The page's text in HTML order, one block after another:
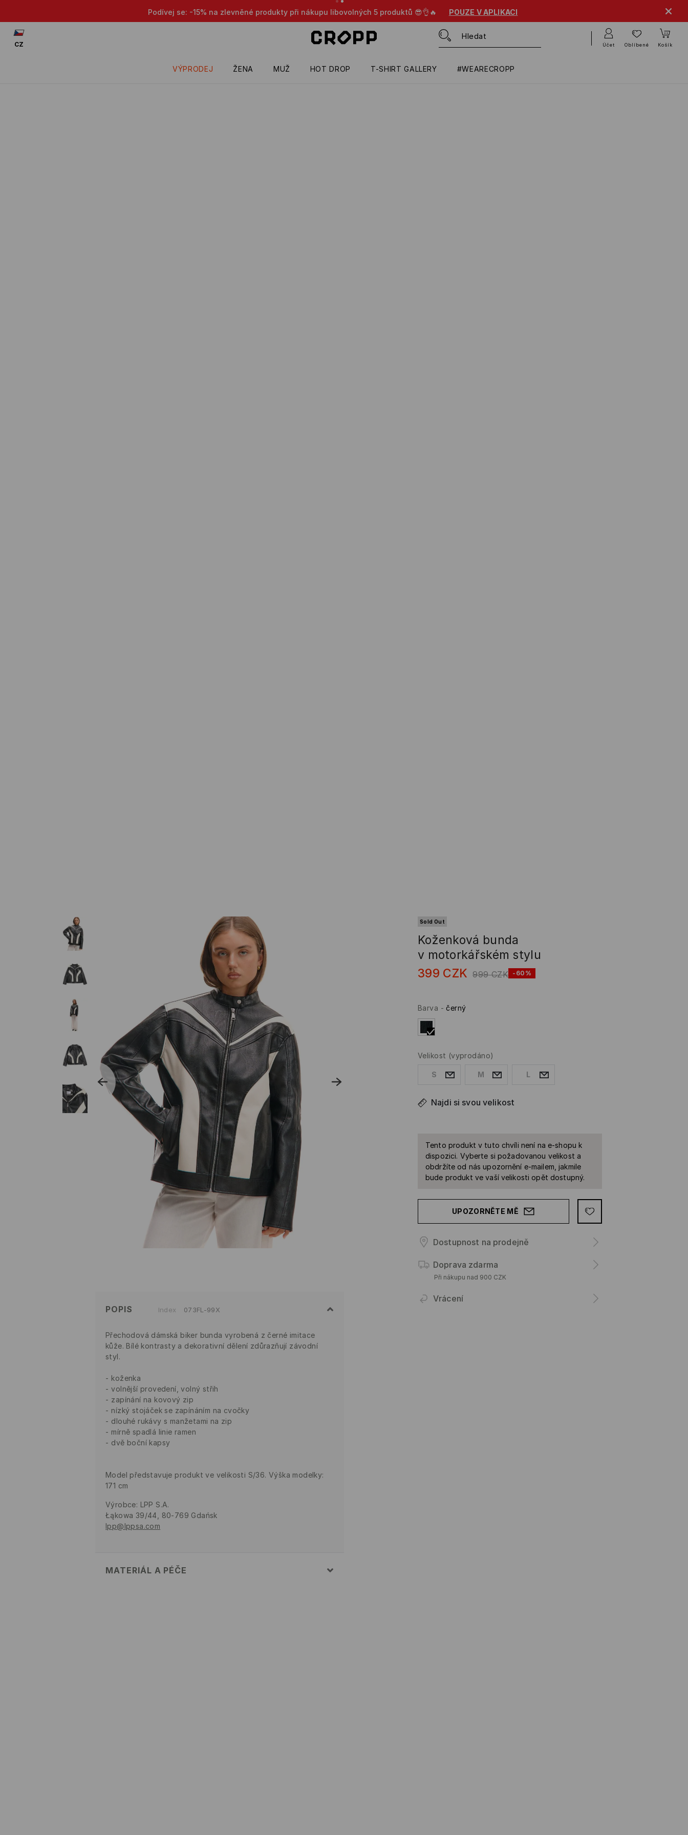
Podívej se: -15% na zlevněné produkty při nákupu libovolných 5 produktů 😎👌🔥 POUZE V APLIKACI
VÝPRODEJ ŽENA MUŽ HOT DROP T-SHIRT GALLERY #WEARECROPP
CZ Účet Oblíbené Košík
Sold Out
Koženková bunda
v motorkářském stylu
399 CZK 999 CZK -60%
Barva -černý
Velikost (vyprodáno)
S M L
Najdi si svou velikost
Tento produkt v tuto chvíli není na e-shopu k
dispozici. Vyberte si požadovanou velikost a
obdržíte od nás upozornění e-mailem, jakmile
bude produkt ve vaší velikosti opět dostupný.
UPOZORNĚTE MĚ
Dostupnost na prodejně
Doprava zdarma
Při nákupu nad 900 CZK
Vrácení
POPIS
Index 073FL-99X
Přechodová dámská biker bunda vyrobená z černé imitace
kůže. Bílé kontrasty a dekorativní dělení zdůrazňují závodní
styl.
koženka
volnější provedení, volný střih
zapínání na kovový zip
nízký stojáček se zapínáním na cvočky
dlouhé rukávy s manžetami na zip
mírně spadlá linie ramen
dvě boční kapsy
Model představuje produkt ve velikosti S/36. Výška modelky:
171 cm
Výrobce: LPP S.A.
Łąkowa 39/44, 80-769 Gdańsk
lpp@lppsa.com
MATERIÁL A PÉČE